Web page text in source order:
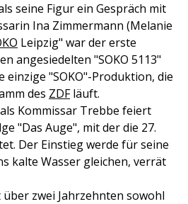
seine Figur ein Gespräch mit
Ina Zimmermann (Melanie
Leipzig" war der erste
angesiedelten "SOKO 5113"
einzige "SOKO"-Produktion, die
des ZDFläuft.
Kommissar Trebbe feiert
"Das Auge", mit der die 27.
Der Einstieg werde für seine
kalte Wasser gleichen, verrät
zwei Jahrzehnten sowohl